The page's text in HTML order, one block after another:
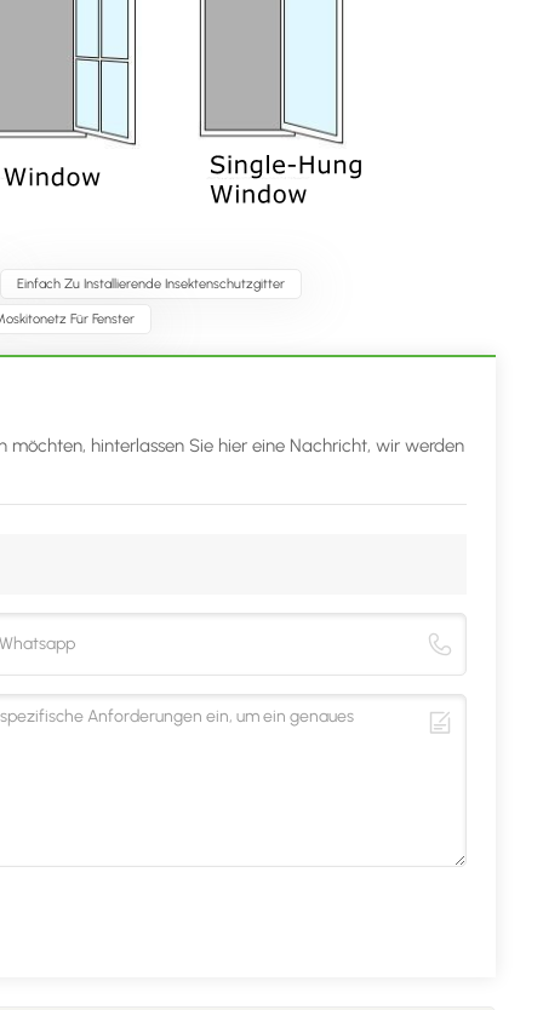
Einfach Zu Installierende Insektenschutzgitter
Für Fenster
möchten, hinterlassen Sie hier eine Nachricht, wir werden